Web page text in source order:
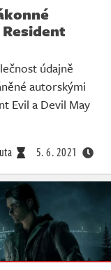
údajně
autorskými
Evil a Devil May
5. 6. 2021